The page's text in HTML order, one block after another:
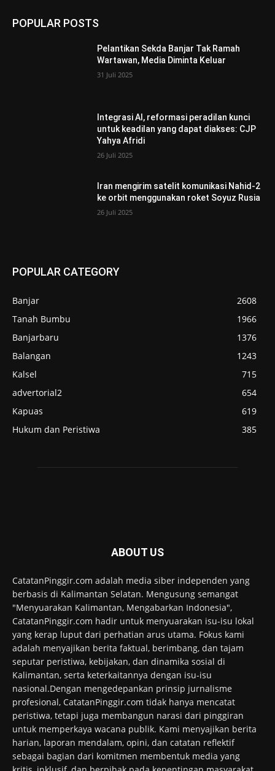
POPULAR POSTS
Pelantikan Sekda Banjar Tak Ramah
Wartawan, Media Diminta Keluar
31 Juli 2025
Integrasi AI, reformasi peradilan kunci
untuk keadilan yang dapat diakses: CJP
Yahya Afridi
26 Juli 2025
Iran mengirim satelit komunikasi Nahid-2
ke orbit menggunakan roket Soyuz Rusia
26 Juli 2025
POPULAR CATEGORY
Banjar
2608
Tanah Bumbu
1966
Banjarbaru
1376
Balangan
1243
Kalsel
715
advertorial2
654
Kapuas
619
Hukum dan Peristiwa
385
ABOUT US
CatatanPinggir.com adalah media siber independen yang
berbasis di Kalimantan Selatan. Mengusung semangat
"Menyuarakan Kalimantan, Mengabarkan Indonesia",
CatatanPinggir.com hadir untuk menyuarakan isu-isu lokal
yang kerap luput dari perhatian arus utama. Fokus kami
adalah menyajikan berita faktual, berimbang, dan tajam
seputar peristiwa, kebijakan, dan dinamika sosial di
Kalimantan, serta keterkaitannya dengan isu-isu
nasional.Dengan mengedepankan prinsip jurnalisme
profesional, CatatanPinggir.com tidak hanya mencatat
peristiwa, tetapi juga membangun narasi dari pinggiran
untuk memperkaya wacana publik. Kami menyajikan berita
harian, laporan mendalam, opini, dan catatan reflektif
sebagai bagian dari komitmen membentuk media yang